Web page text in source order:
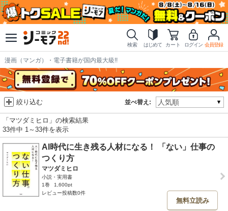
検索 はじめて カート ログイン 会員登録
漫画（マンガ）・電子書籍が国内最大級!!
並べ替え:
絞り込む
「マツダミヒロ」の検索結果
33件中 1～33件を表示
AI時代に生き残る人材になる！ 「ない」仕事の
つくり方
マツダミヒロ
小説・実用書
1巻
1,600pt
レビュー投稿数0件
無料立読み